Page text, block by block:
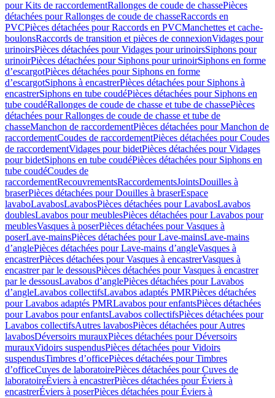
pour Kits de raccordementRallonges de coude de chassePièces
détachées pour Rallonges de coude de chasseRaccords en
PVCPièces détachées pour Raccords en PVCManchettes et cache-
boulonsRaccords de transition et pièces de connexionVidages pour
urinoirsPièces détachées pour Vidages pour urinoirsSiphons pour
urinoirPièces détachées pour Siphons pour urinoirSiphons en forme
d’escargotPièces détachées pour Siphons en forme
d’escargotSiphons à encastrerPièces détachées pour Siphons à
encastrerSiphons en tube coudéPièces détachées pour Siphons en
tube coudéRallonges de coude de chasse et tube de chassePièces
détachées pour Rallonges de coude de chasse et tube de
chasseManchon de raccordementPièces détachées pour Manchon de
raccordementCoudes de raccordementPièces détachées pour Coudes
de raccordementVidages pour bidetPièces détachées pour Vidages
pour bidetSiphons en tube coudéPièces détachées pour Siphons en
tube coudéCoudes de
raccordementRecouvrementsRaccordementsJointsDouilles à
braserPièces détachées pour Douilles à braserEspace
lavaboLavabosLavabosPièces détachées pour LavabosLavabos
doublesLavabos pour meublesPièces détachées pour Lavabos pour
meublesVasques à poserPièces détachées pour Vasques à
poserLave-mainsPièces détachées pour Lave-mainsLave-mains
d’anglePièces détachées pour Lave-mains d’angleVasques à
encastrerPièces détachées pour Vasques à encastrerVasques à
encastrer par le dessousPièces détachées pour Vasques à encastrer
par le dessousLavabos d’anglePièces détachées pour Lavabos
d’angleLavabos collectifsLavabos adaptés PMRPièces détachées
pour Lavabos adaptés PMRLavabos pour enfantsPièces détachées
pour Lavabos pour enfantsLavabos collectifsPièces détachées pour
Lavabos collectifsAutres lavabosPièces détachées pour Autres
lavabosDéversoirs murauxPièces détachées pour Déversoirs
murauxVidoirs suspendusPièces détachées pour Vidoirs
suspendusTimbres dʼofficePièces détachées pour Timbres
dʼofficeCuves de laboratoirePièces détachées pour Cuves de
laboratoireÉviers à encastrerPièces détachées pour Éviers à
encastrerÉviers à poserPièces détachées pour Éviers à